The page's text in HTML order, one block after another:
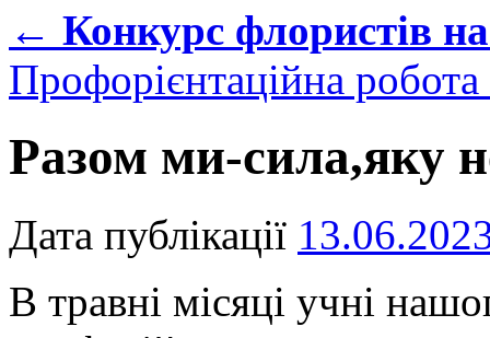
← Конкурс флористів
Профорієнтаційна робота
Разом ми-сила,яку
Дата публікації
В травні місяці учні